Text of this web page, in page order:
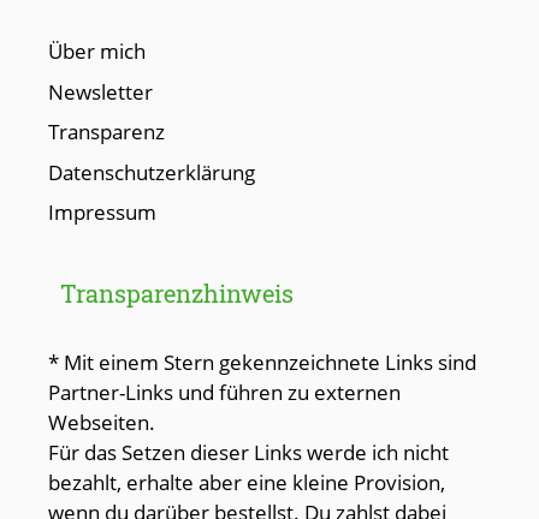
Über mich
Newsletter
Transparenz
Datenschutzerklärung
Impressum
Transparenzhinweis
* Mit einem Stern gekennzeichnete Links sind
Partner-Links und führen zu externen
Webseiten.
Für das Setzen dieser Links werde ich nicht
bezahlt, erhalte aber eine kleine Provision,
wenn du darüber bestellst. Du zahlst dabei